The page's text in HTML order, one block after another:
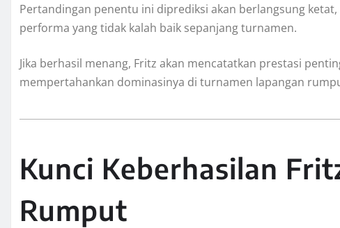
Pertandingan penentu ini diprediksi akan berlangsung
performa yang tidak kalah baik sepanjang turnamen.
Jika berhasil menang, Fritz akan mencatatkan prestasi
mempertahankan dominasinya di turnamen lapangan
Kunci Keberhasilan
Rumput